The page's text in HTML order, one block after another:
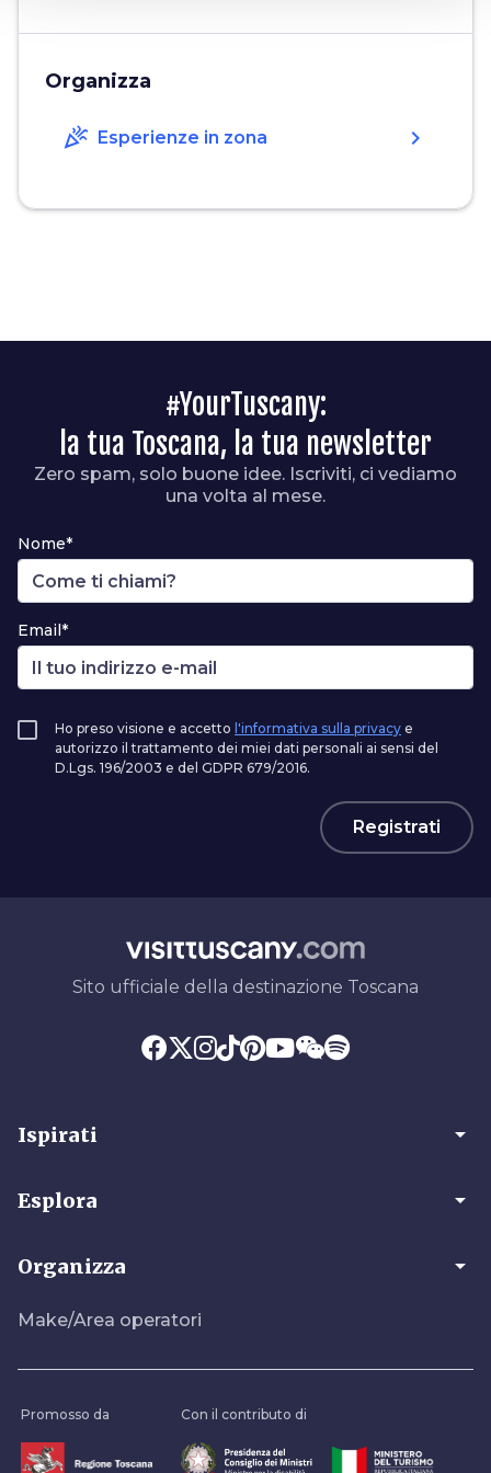
Organizza
celebration Esperienze in zona chevron_right
#YourTuscany:
la tua Toscana, la tua newsletter
Zero spam, solo buone idee. Iscriviti, ci vediamo
una volta al mese.
Nome*
Email*
Ho preso visione e accetto l'informativa sulla privacy e
autorizzo il trattamento dei miei dati personali ai sensi del
D.Lgs. 196/2003 e del GDPR 679/2016.
Registrati
Sito ufficiale della destinazione Toscana
Ispirati arrow_drop_down
Esplora arrow_drop_down
Organizza arrow_drop_down
Make/Area operatori
Promosso da Con il contributo di